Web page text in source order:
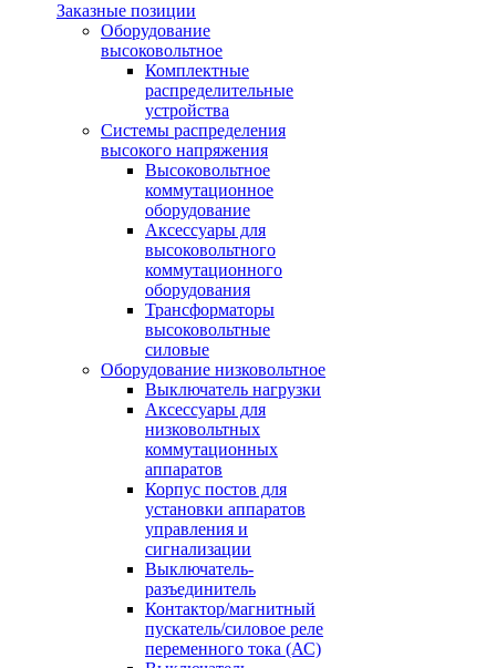
Заказные позиции
Оборудование
высоковольтное
Комплектные
распределительные
устройства
Системы распределения
высокого напряжения
Высоковольтное
коммутационное
оборудование
Аксессуары для
высоковольтного
коммутационного
оборудования
Трансформаторы
высоковольтные
силовые
Оборудование низковольтное
Выключатель нагрузки
Аксессуары для
низковольтных
коммутационных
аппаратов
Корпус постов для
установки аппаратов
управления и
сигнализации
Выключатель-
разъединитель
Контактор/магнитный
пускатель/силовое реле
переменного тока (АС)